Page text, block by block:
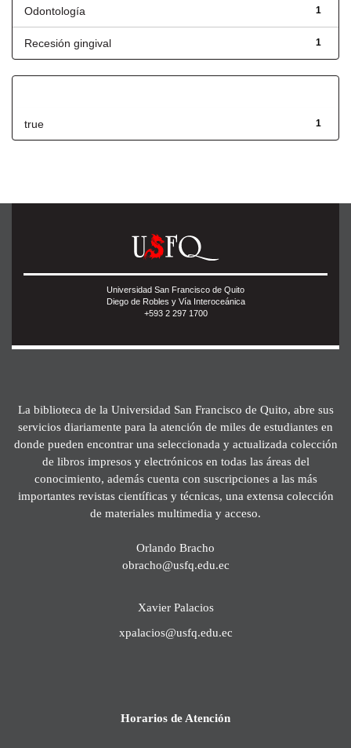
1
Odontología
1
Recesión gingival
1
true
Universidad San Francisco de Quito
Diego de Robles y Vía Interoceánica
+593 2 297 1700
La biblioteca de la Universidad San Francisco de Quito, abre sus
servicios diariamente para la atención de miles de estudiantes en
donde pueden encontrar una seleccionada y actualizada colección
de libros impresos y electrónicos en todas las áreas del
conocimiento, además cuenta con suscripciones a las más
importantes revistas científicas y técnicas, una extensa colección
de materiales multimedia y acceso.
Orlando Bracho
obracho@usfq.edu.ec
Xavier Palacios
xpalacios@usfq.edu.ec
Horarios de Atención